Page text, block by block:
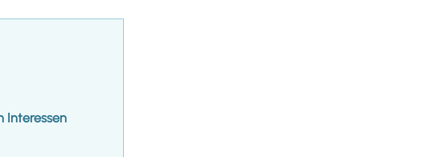
Interessen